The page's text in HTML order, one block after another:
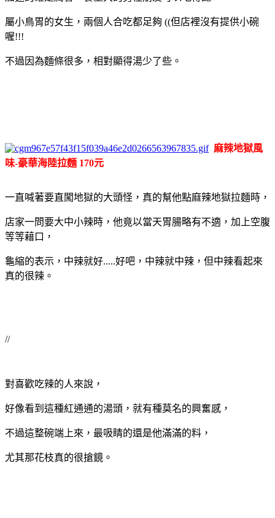
屬小鳥胃的女生，兩個人合吃都足夠 ((但店裡沒有提供小碗
喔!!!
不過因為麵條很多，相對顯得湯少了些。
麻辣地獄風
味-豪華海陸拉麵 170元
一直喊著要直闖地獄的大頭怪，真的幫他點麻辣地獄拉麵時，
店家一問要大中小辣時，他竟以當天胃腸略有不適，加上空腹
等等藉口，
龜縮的表示，中辣就好.....好吧，中辣就中辣，但中辣看起來
真的很辣。
//
對喜歡吃辣的人來說，
好像看到這種紅通通的湯頭，就有種莫名的興奮感，
不過這整碗端上來，最吸睛的還是他滿滿的料，
尤其那花枝真的很搶鏡。